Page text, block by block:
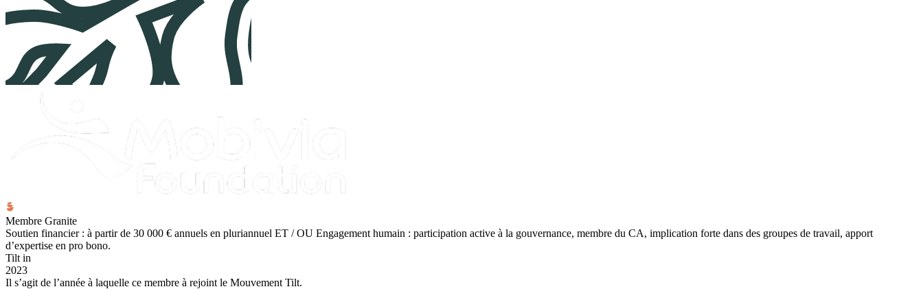
Membre Granite
Soutien financier : à partir de 30 000 € annuels en pluriannuel ET / OU Engagement humain : participation active à la gouvernance, membre du CA, implication forte dans des groupes de travail, apport
d’expertise en pro bono.
Tilt in
2023
Il s’agit de l’année à laquelle ce membre à rejoint le Mouvement Tilt.